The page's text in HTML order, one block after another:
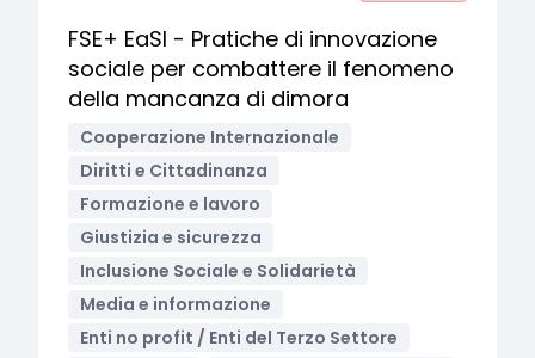
FSE+ EaSI - Pratiche di innovazione
sociale per combattere il fenomeno
della mancanza di dimora
Cooperazione Internazionale
Diritti e Cittadinanza
Formazione e lavoro
Giustizia e sicurezza
Inclusione Sociale e Solidarietà
Media e informazione
Enti no profit / Enti del Terzo Settore